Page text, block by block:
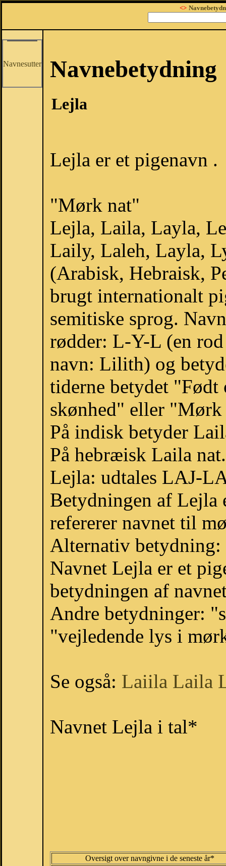
<>
Navnesutter Navnebetydning
Lejla
Lejla er et pigenavn .
"Mørk nat"
Lejla, Laila, Layla,
Laily, Laleh, Layla,
(Arabisk, Hebraisk,
brugt internationalt
semitiske sprog.
rødder: L-Y-L (en rod
navn: Lilith) og
tiderne betydet
skønhed" eller "Mørk
På indisk betyder
På hebræisk Laila nat.
Lejla: udtales LAJ-
Betydningen af
refererer navnet til
Alternativ
Navnet Lejla er et
betydningen af
Andre betydninger:
"vejledende lys i
Se også: Laiila Laila
Navnet Lejla i tal*
Oversigt over navngivne i de seneste år*